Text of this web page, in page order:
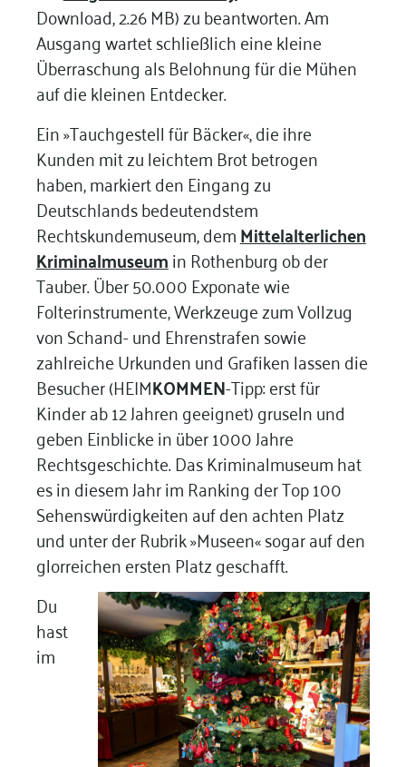
Download, 2.26 MB) zu beantworten. Am
Ausgang wartet schließlich eine kleine
Überraschung als Belohnung für die Mühen
auf die kleinen Entdecker.
Ein »Tauchgestell für Bäcker«, die ihre
Kunden mit zu leichtem Brot betrogen
haben, markiert den Eingang zu
Deutschlands bedeutendstem
Rechtskundemuseum, demMittelalterlichen
Kriminalmuseumin Rothenburg ob der
Tauber. Über 50.000 Exponate wie
Folterinstrumente, Werkzeuge zum Vollzug
von Schand- und Ehrenstrafen sowie
zahlreiche Urkunden und Grafiken lassen die
Besucher (HEIMKOMMEN-Tipp: erst für
Kinder ab 12 Jahren geeignet) gruseln und
geben Einblicke in über 1000 Jahre
Rechtsgeschichte. Das Kriminalmuseum hat
es in diesem Jahr im Ranking der Top 100
Sehenswürdigkeiten auf den achten Platz
und unter der Rubrik »Museen« sogar auf den
glorreichen ersten Platz geschafft.
Du
hast
im